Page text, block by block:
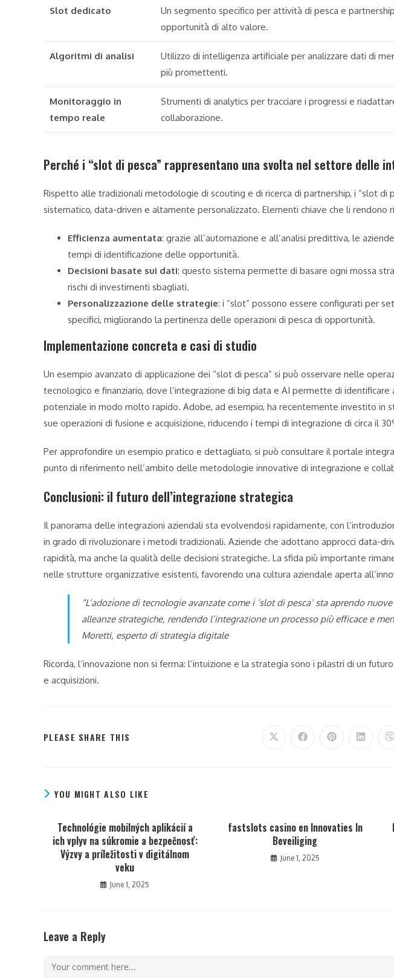
Slot dedicato
Un segmento specifico per attività di pesca e
opportunità di alto valore.
Algoritmi di analisi
Utilizzo di intelligenza artificiale per analizzare dati di
più promettenti.
Monitoraggio in
tempo reale
Strumenti di analytics per tracciare i progressi e
collaborazione.
Perché i “slot di pesca” rappresentano una svolta nel settore delle
Rispetto alle tradizionali metodologie di scouting e di ricerca di partnership, i “slot di
sistematico, data-driven e altamente personalizzato. Elementi chiave che li rendono
Efficienza aumentata: grazie all’automazione e all’analisi predittiva, le
tempi di identificazione delle opportunità.
Decisioni basate sui dati: questo sistema permette di basare ogni mossa
rischi di investimenti sbagliati.
Personalizzazione delle strategie: i “slot” possono essere configurati per
specifici, migliorando la pertinenza delle operazioni di pesca di opportunità.
Implementazione concreta e casi di studio
Un esempio avanzato di applicazione dei “slot di pesca” si può osservare nelle
tecnologico e finanziario, dove l’integrazione di big data e AI permette di
potenziale in modo molto rapido. Adobe, ad esempio, ha recentemente investito in
sue operazioni di fusione e acquisizione, riducendo i tempi di integrazione di circa il
Per approfondire un esempio pratico e dettagliato, si può consultare il portale
punto di riferimento nell’ambito delle metodologie innovative di integrazione e
Conclusioni: il futuro dell’integrazione strategica
Il panorama delle integrazioni aziendali sta evolvendosi rapidamente, con
in grado di rivoluzionare i metodi tradizionali. Aziende che adottano approcci data-
rapidità, ma anche la qualità delle decisioni strategiche. La sfida più importante
nelle strutture organizzative esistenti, favorendo una cultura aziendale aperta
“L’adozione di tecnologie avanzate come i ‘slot di pesca’ sta aprendo
alleanze strategiche, rendendo l’integrazione un processo più efficace e
Moretti, esperto di strategia digitale
Ricorda, l’innovazione non si ferma: l’intuizione e la strategia sono i pilastri di un
e acquisizioni.
PLEASE SHARE THIS
YOU MIGHT ALSO LIKE
Technológie mobilných aplikácií a
ich vplyv na súkromie a bezpečnosť:
Výzvy a príležitosti v digitálnom
veku
June 1, 2025
fastslots casino en Innovaties In
Beveiliging
June 1, 2025
Leave a Reply